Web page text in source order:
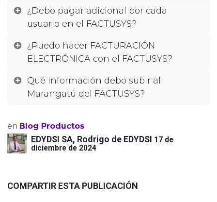
¿Debo pagar adicional por cada
usuario en el FACTUSYS?
¿Puedo hacer FACTURACIÓN
ELECTRÓNICA con el FACTUSYS?
Qué información debo subir al
Marangatú del FACTUSYS?
en Blog Productos
EDYDSI SA, Rodrigo de EDYDSI 17 de
diciembre de 2024
COMPARTIR ESTA PUBLICACIÓN